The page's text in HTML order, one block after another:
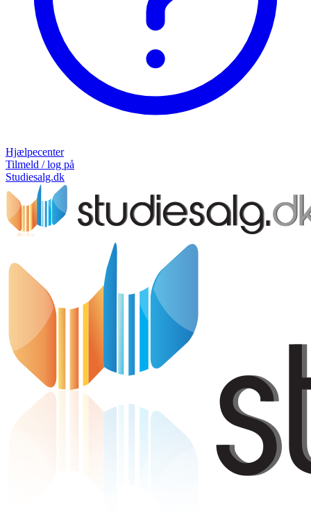
Hjælpecenter
Tilmeld / log på
Studiesalg.dk